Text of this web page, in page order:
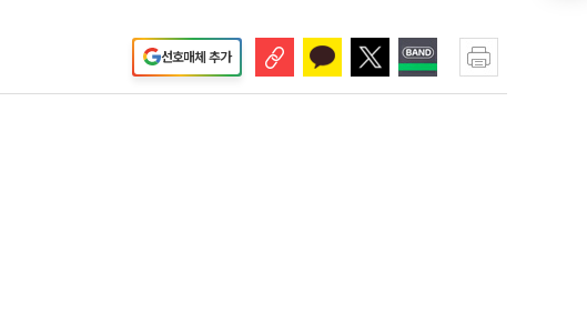
선호매체 추가